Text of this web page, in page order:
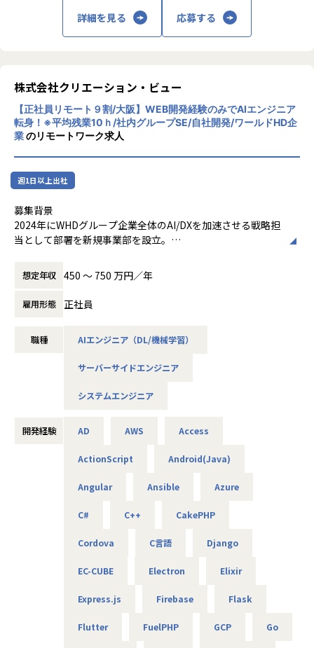
詳細を見る 応募する
株式会社クリエーション・ビュー
【正社員リモート９割/大阪】WEB開発経験のみでAIエンジニア
転身！※平均残業10ｈ/社内グループSE/自社開発/ワールドHD企
業のリモートワーク求人
週1日以上出社
募集背景
2024年にWHDグループ企業全体のAI/DXを加速させる戦略担
当として部署を新規事業部を設立。
える多様なビジネス課題に対し、AIを活用したシステム開発
を通じて事業価値の最大化に貢献しています。また外部クラ
イアントの案件も拡大中です。
現在、当部署は10名超の精鋭でAI/DX事業のシステム開発を
ーズは急速に拡大しており、さらなる事業拡大に向けて増員
AIやDXの知見は問わず、ご興味と意欲のある方にぜひ参画い
・大手企業、グループ会社に向けたAIソリューションの開発
・AWSやPythonを用いたAIアプリケーションの作成
・データ基盤の構築並びにデータ活用によるDX化の提案
・RAG機能を搭載した、(閉域接続可能な)生成AIの開発
・鉄道会社向け、AIを活用した需要予測とシステム開発
想定年収 450 〜 750 万円／年
雇用形態 正社員
職種 AIエンジニア（DL/機械学習）
サーバーサイドエンジニア
システムエンジニア
開発経験 AD AWS Access
ActionScript Android(Java)
Angular Ansible Azure
C# C++ CakePHP
Cordova C言語 Django
EC-CUBE Electron Elixir
Express.js Firebase Flask
Flutter FuelPHP GCP Go